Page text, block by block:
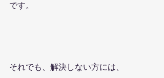
です。
それでも、解決しない方には、